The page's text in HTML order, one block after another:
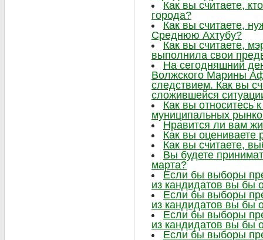
Как вы считаете,
города?
Как вы считаете,
Среднюю Ахтубу?
Как вы считаете,
выполнила свои
На сегодняшний
Волжского Марины
следствием. Как вы
сложившейся
Как вы относитесь
муниципальных
Нравится ли вам
Как вы оцениваете
Как вы считаете,
Вы будете
марта?
Если бы выборы
из кандидатов вы бы
Если бы выборы
из кандидатов вы бы
Если бы выборы
из кандидатов вы бы
Если бы выборы